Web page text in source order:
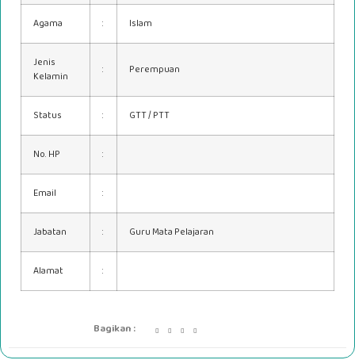
Agama : Islam
Jenis
Kelamin
: Perempuan
Status : GTT / PTT
No. HP :
Email :
Jabatan : Guru Mata Pelajaran
Alamat :
Bagikan :